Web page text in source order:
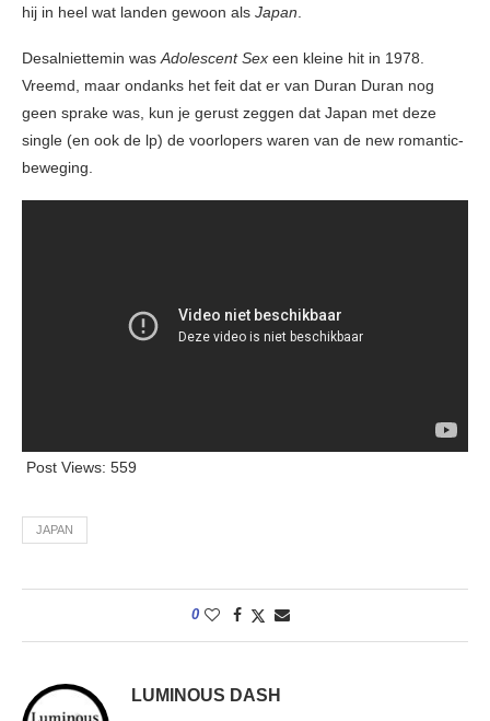
hij in heel wat landen gewoon als Japan.
Desalniettemin wasAdolescent Sex een kleine hit in 1978.
Vreemd, maar ondanks het feit dat er van Duran Duran nog
geen sprake was, kun je gerust zeggen dat Japan met deze
single (en ook de lp) de voorlopers waren van de new romantic-
beweging.
Post Views: 559
JAPAN
0
LUMINOUS DASH